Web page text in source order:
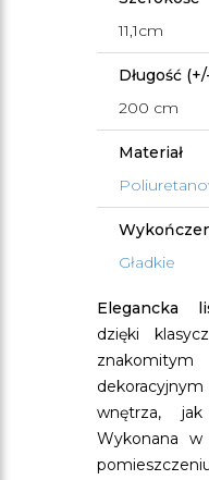
11,1cm
Długość
200 cm
Materiał
Gładkie
Elegancka
dzięki
wnętrza,
Wykonana w